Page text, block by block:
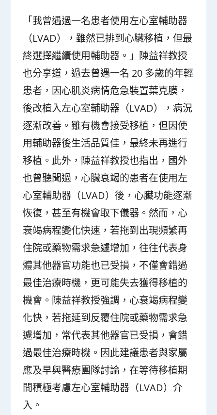
「我曾遇過一名患者使用左心室輔助器
（LVAD），雖然已排到心臟移植，但最
終選擇繼續使用輔助器。」陳益祥教授
也分享道，過去曾遇一名 20 多歲的年輕
患者，因心肌炎病情危急裝置葉克膜，
後改植入左心室輔助器（LVAD），病況
逐漸改善。雖有機會接受移植，但因使
用輔助器後生活品質佳，最終未再進行
移植。此外，陳益祥教授也指出，國外
也曾聽聞過，心臟衰竭的患者在使用左
心室輔助器（LVAD）後，心臟功能逐漸
恢復，甚至有機會取下儀器。然而，心
衰竭病程變化快速，若拖到出現頻繁再
住院或藥物需求急遽增加，往往代表身
體其他器官功能也已受損，不僅會錯過
最佳治療時機，更可能失去獲得移植的
機會。陳益祥教授強調，心衰竭病程變
化快，若拖延到反覆住院或藥物需求急
遽增加，常代表其他器官已受損，會錯
過最佳治療時機。因此建議患者與家屬
應及早與醫療團隊討論，在等待移植期
間積極考慮左心室輔助器（LVAD）介
入。